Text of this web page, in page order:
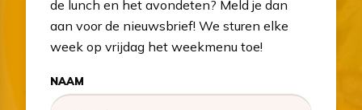
de lunch en het avondeten? Meld je dan
aan voor de nieuwsbrief! We sturen elke
week op vrijdag het weekmenu toe!
NAAM